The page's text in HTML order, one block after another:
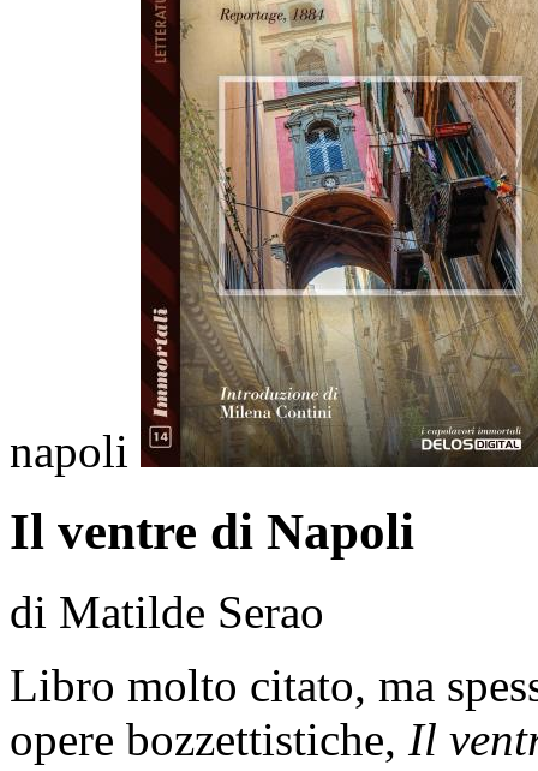
napoli
Il ventre di Napoli
di Matilde Serao
Libro molto citato, ma
opere bozzettistiche, Il